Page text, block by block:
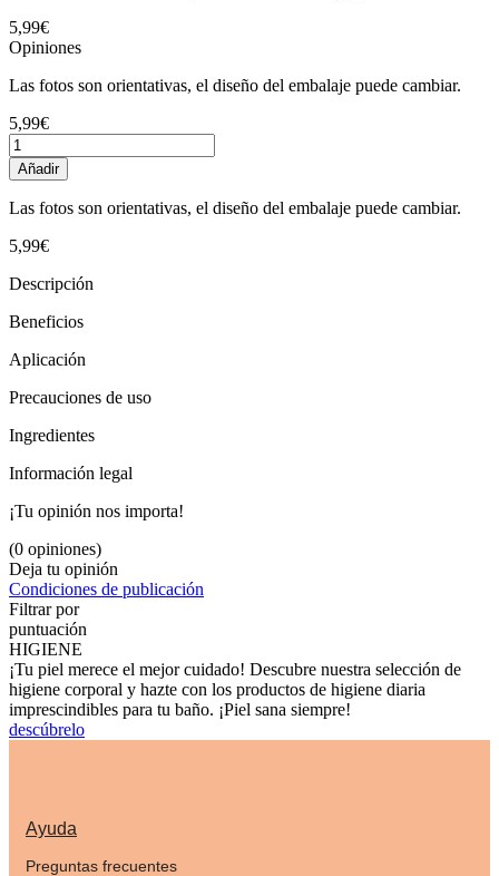
5,99€
Opiniones
Las fotos son orientativas, el diseño del embalaje puede cambiar.
5,99€
Añadir
Las fotos son orientativas, el diseño del embalaje puede cambiar.
5,99€
Descripción
Beneficios
Aplicación
Precauciones de uso
Ingredientes
Información legal
¡Tu opinión nos importa!
(0 opiniones)
Deja tu opinión
Condiciones de publicación
Filtrar por
puntuación
HIGIENE
¡Tu piel merece el mejor cuidado! Descubre nuestra selección de
higiene corporal y hazte con los productos de higiene diaria
imprescindibles para tu baño. ¡Piel sana siempre!
descúbrelo
Ayuda
Preguntas frecuentes